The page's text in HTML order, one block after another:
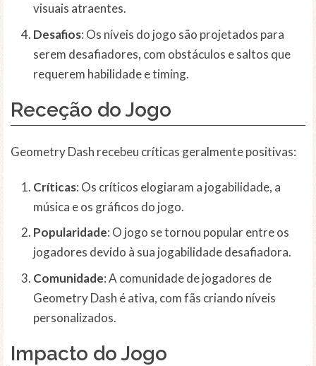
visuais atraentes.
Desafios: Os níveis do jogo são projetados para
serem desafiadores, com obstáculos e saltos que
requerem habilidade e timing.
Receção do Jogo
Geometry Dash recebeu críticas geralmente positivas:
Críticas: Os críticos elogiaram a jogabilidade, a
música e os gráficos do jogo.
Popularidade: O jogo se tornou popular entre os
jogadores devido à sua jogabilidade desafiadora.
Comunidade: A comunidade de jogadores de
Geometry Dash é ativa, com fãs criando níveis
personalizados.
Impacto do Jogo